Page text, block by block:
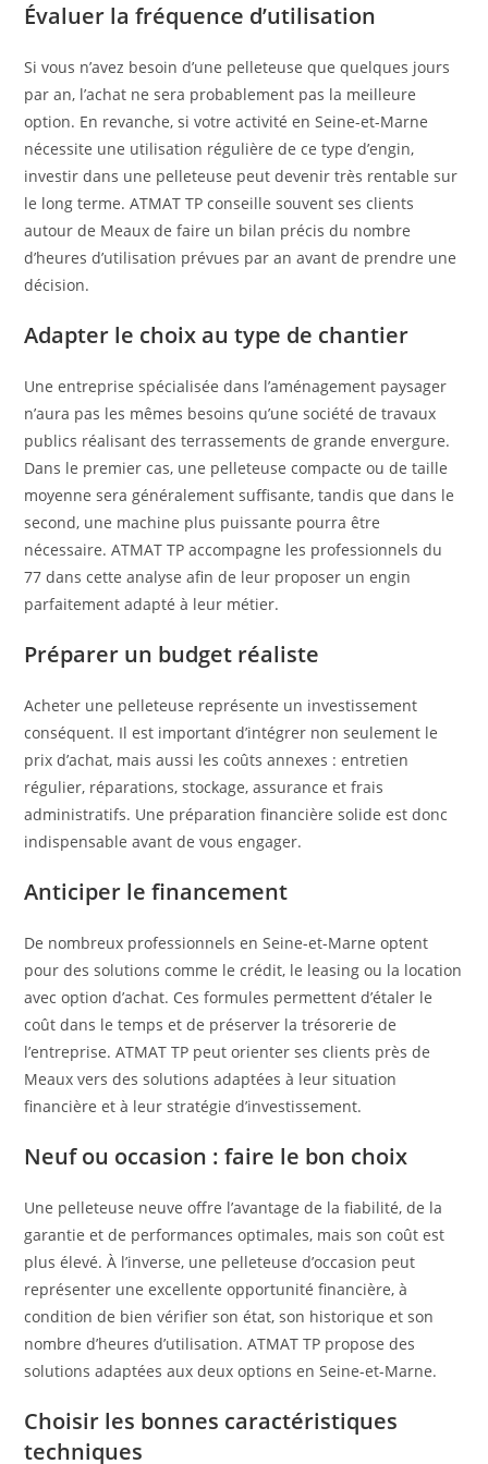
Évaluer la fréquence d’utilisation
Si vous n’avez besoin d’une pelleteuse que quelques jours
par an, l’achat ne sera probablement pas la meilleure
option. En revanche, si votre activité en Seine-et-Marne
nécessite une utilisation régulière de ce type d’engin,
investir dans une pelleteuse peut devenir très rentable sur
le long terme. ATMAT TP conseille souvent ses clients
autour de Meaux de faire un bilan précis du nombre
d’heures d’utilisation prévues par an avant de prendre une
décision.
Adapter le choix au type de chantier
Une entreprise spécialisée dans l’aménagement paysager
n’aura pas les mêmes besoins qu’une société de travaux
publics réalisant des terrassements de grande envergure.
Dans le premier cas, une pelleteuse compacte ou de taille
moyenne sera généralement suffisante, tandis que dans le
second, une machine plus puissante pourra être
nécessaire. ATMAT TP accompagne les professionnels du
77 dans cette analyse afin de leur proposer un engin
parfaitement adapté à leur métier.
Préparer un budget réaliste
Acheter une pelleteuse représente un investissement
conséquent. Il est important d’intégrer non seulement le
prix d’achat, mais aussi les coûts annexes : entretien
régulier, réparations, stockage, assurance et frais
administratifs. Une préparation financière solide est donc
indispensable avant de vous engager.
Anticiper le financement
De nombreux professionnels en Seine-et-Marne optent
pour des solutions comme le crédit, le leasing ou la location
avec option d’achat. Ces formules permettent d’étaler le
coût dans le temps et de préserver la trésorerie de
l’entreprise. ATMAT TP peut orienter ses clients près de
Meaux vers des solutions adaptées à leur situation
financière et à leur stratégie d’investissement.
Neuf ou occasion : faire le bon choix
Une pelleteuse neuve offre l’avantage de la fiabilité, de la
garantie et de performances optimales, mais son coût est
plus élevé. À l’inverse, une pelleteuse d’occasion peut
représenter une excellente opportunité financière, à
condition de bien vérifier son état, son historique et son
nombre d’heures d’utilisation. ATMAT TP propose des
solutions adaptées aux deux options en Seine-et-Marne.
Choisir les bonnes caractéristiques
techniques